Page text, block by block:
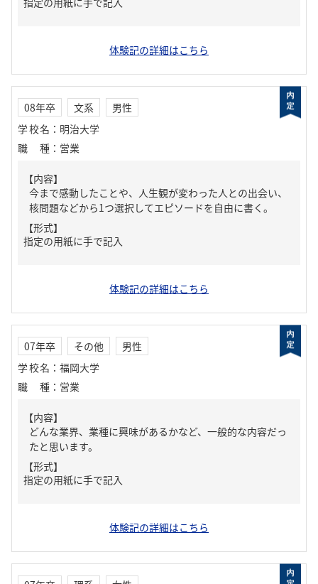
体験記の詳細はこちら
08年卒 文系
男性
学校名 ： 明治大学
職種 ： 営業
【内容】
今まで感動したことや、人生観が変わった人との出会い、
核問題などから1つ選択してエピソードを自由に書く。
【形式】
指定の用紙に手で記入
体験記の詳細はこちら
07年卒 その他
男性
学校名 ： 福岡大学
職種 ： 営業
【内容】
どんな業界、業種に興味があるかなど、一般的な内容だっ
たと思います。
【形式】
指定の用紙に手で記入
体験記の詳細はこちら